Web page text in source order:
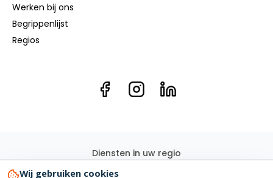
Werken bij ons
Begrippenlijst
Regios
Diensten in uw regio
ElektricienGroepenkast